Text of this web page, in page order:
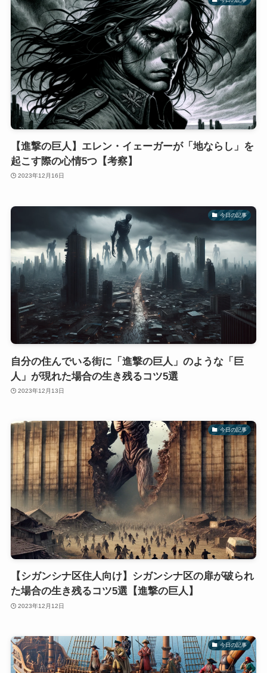
【進撃の巨人】エレン・イェーガーが「地ならし」を
起こす際の心情5つ【考察】
2023年12月16日
今日の記事
自分の住んでいる街に「進撃の巨人」のような「巨
人」が現れた場合の生き残るコツ5選
2023年12月13日
今日の記事
【シガンシナ区住人向け】シガンシナ区の扉が破られ
た場合の生き残るコツ5選【進撃の巨人】
2023年12月12日
今日の記事